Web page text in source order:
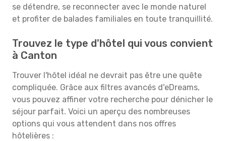
se détendre, se reconnecter avec le monde naturel
et profiter de balades familiales en toute tranquillité.
Trouvez le type d'hôtel qui vous convient
à Canton
Trouver l'hôtel idéal ne devrait pas être une quête
compliquée. Grâce aux filtres avancés d'eDreams,
vous pouvez affiner votre recherche pour dénicher le
séjour parfait. Voici un aperçu des nombreuses
options qui vous attendent dans nos offres
hôtelières :